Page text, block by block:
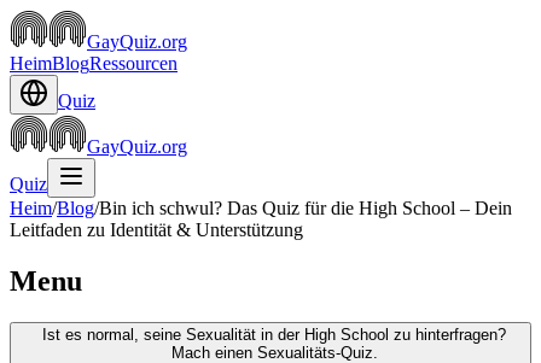
GayQuiz.org
HeimBlogRessourcen
Quiz
GayQuiz.org
Quiz
Heim/Blog/Bin ich schwul? Das Quiz für die High School – Dein
Leitfaden zu Identität & Unterstützung
Menu
Ist es normal, seine Sexualität in der High School zu hinterfragen?
Mach einen Sexualitäts-Quiz.